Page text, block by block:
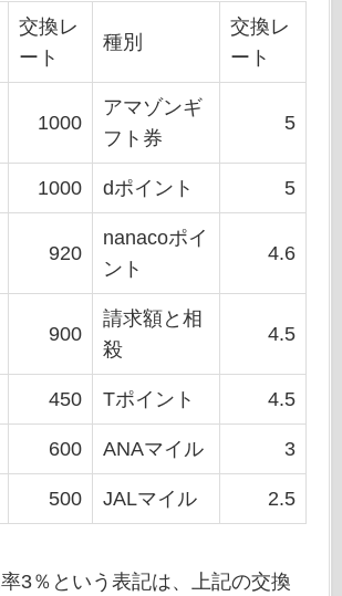
交換レ
ート
種別
交換レ
ート
1000
アマゾンギ
フト券
5
1000 dポイント 5
920
nanacoポイ
ント
4.6
900
請求額と相
殺
4.5
450 Tポイント 4.5
600 ANAマイル 3
500 JALマイル 2.5
3％という表記は、上記の交換